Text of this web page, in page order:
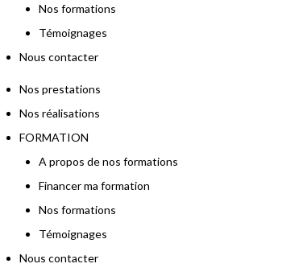
Nos formations
Témoignages
Nous contacter
Nos prestations
Nos réalisations
FORMATION
A propos de nos formations
Financer ma formation
Nos formations
Témoignages
Nous contacter